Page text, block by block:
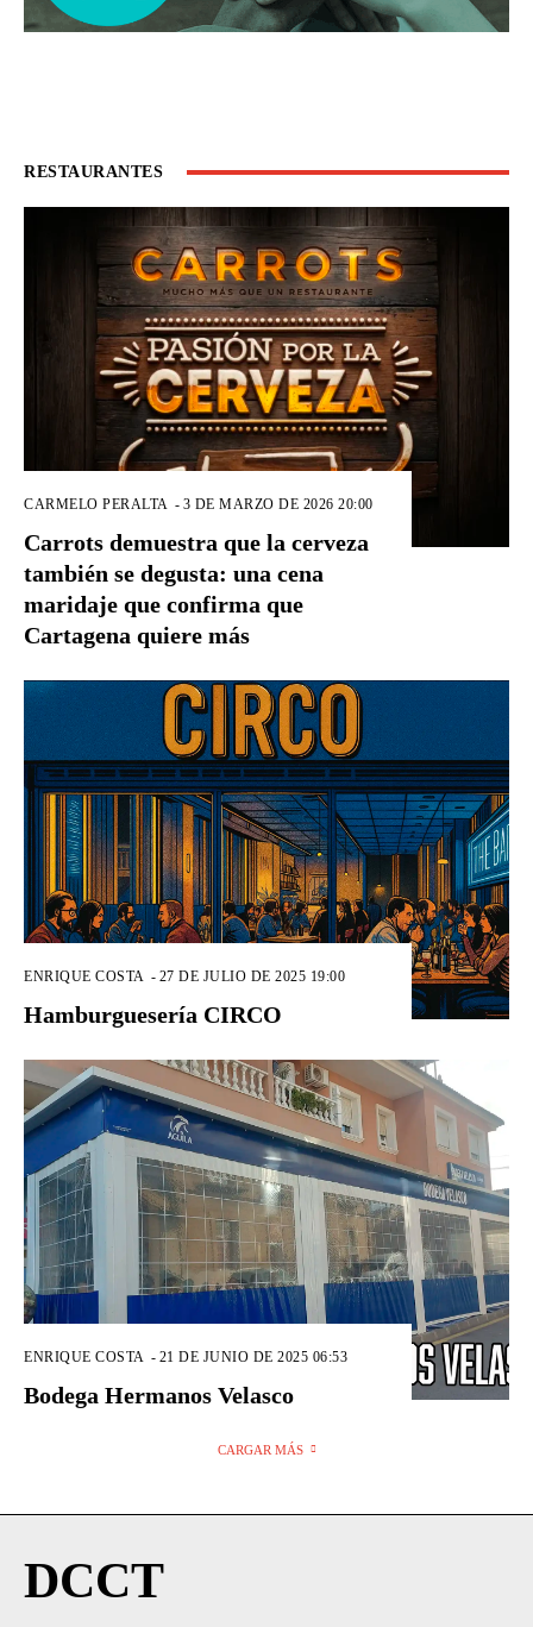
RESTAURANTES
CARMELO PERALTA - 3 DE MARZO DE 2026 20:00
Carrots demuestra que la cerveza
también se degusta: una cena
maridaje que confirma que
Cartagena quiere más
ENRIQUE COSTA - 27 DE JULIO DE 2025 19:00
Hamburguesería CIRCO
ENRIQUE COSTA - 21 DE JUNIO DE 2025 06:53
Bodega Hermanos Velasco
CARGAR MÁS
DCCT